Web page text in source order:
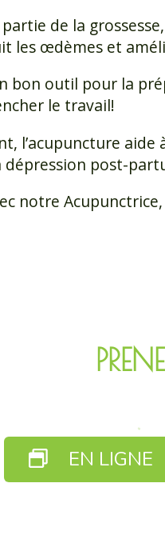
de la
les œdèmes et
bon outil pour la
le travail!
l’acupuncture
post-
notre
EN LIGNE